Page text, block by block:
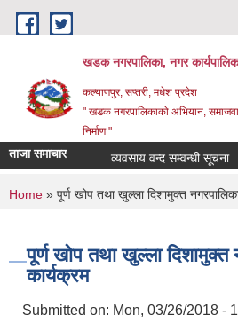
Skip to main content
खडक नगरपालिका, नगर
कल्याणपुर, सप्तरी, मधेश प्रदेश
" खडक नगरपालिकाको अभियान,
निर्माण "
ताजा समाचार व्यवसाय वन्द सम्वन्धी सूचना
You are here
Home » पूर्ण खोप तथा खुल्ला दिशामुक्त
पूर्ण खोप तथा खुल्ला दिशामुक्त
कार्यक्रम
Submitted on: Mon, 03/26/2018 -